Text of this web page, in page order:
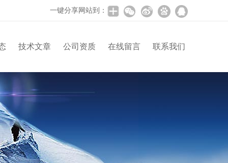
一键分享网站到：
技术文章 公司资质 在线留言 联系我们